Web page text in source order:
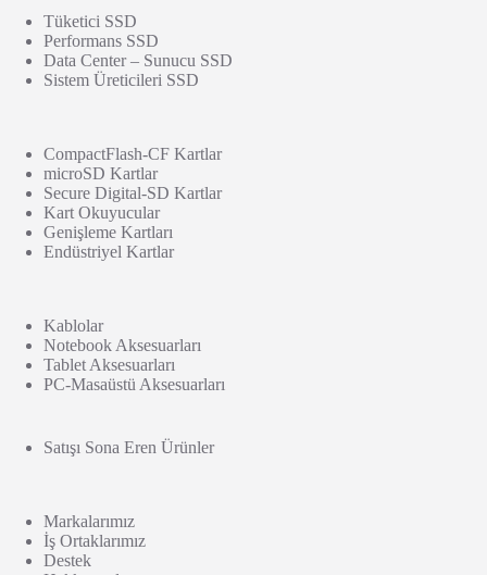
Tüketici SSD
Performans SSD
Data Center – Sunucu SSD
Sistem Üreticileri SSD
CompactFlash-CF Kartlar
microSD Kartlar
Secure Digital-SD Kartlar
Kart Okuyucular
Genişleme Kartları
Endüstriyel Kartlar
Kablolar
Notebook Aksesuarları
Tablet Aksesuarları
PC-Masaüstü Aksesuarları
Satışı Sona Eren Ürünler
Markalarımız
İş Ortaklarımız
Destek